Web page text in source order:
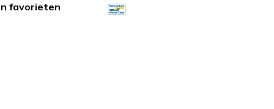
favorieten